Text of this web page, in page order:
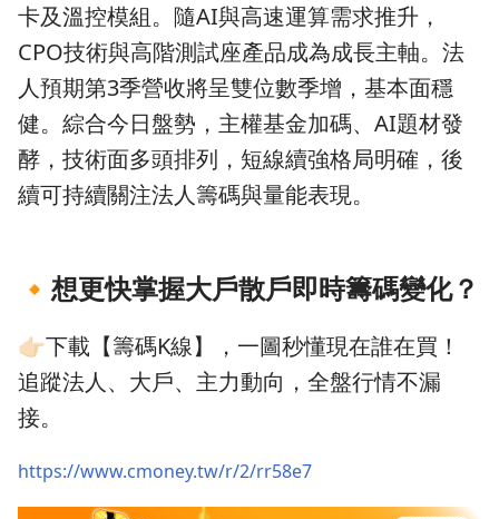
卡及溫控模組。隨AI與高速運算需求推升，
CPO技術與高階測試座產品成為成長主軸。法
人預期第3季營收將呈雙位數季增，基本面穩
健。綜合今日盤勢，主權基金加碼、AI題材發
酵，技術面多頭排列，短線續強格局明確，後
續可持續關注法人籌碼與量能表現。
🔸 想更快掌握大戶散戶即時籌碼變化？
👉🏻下載【籌碼K線】，一圖秒懂現在誰在買！
追蹤法人、大戶、主力動向，全盤行情不漏
接。
https://www.cmoney.tw/r/2/rr58e7